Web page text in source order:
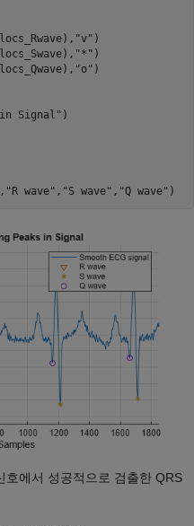
"v" )
"*" )
"o" )
in Signal" )
, "R wave" , "S wave" , "Q wave" )
호에서 성공적으로 검출한 QRS